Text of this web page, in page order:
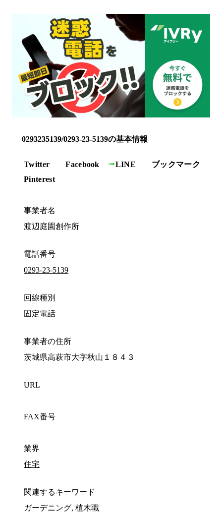
0293235139/0293-23-5139の基本情報
Twitter Facebook LINE
ブックマーク
Pinterest
事業者名
渡辺庭園創作所
電話番号
0293-23-5139
回線種別
固定電話
事業者の住所
茨城県高萩市大字秋山１８４３
URL
FAX番号
業界
住宅
関連するキーワード
ガーデニング, 植木職